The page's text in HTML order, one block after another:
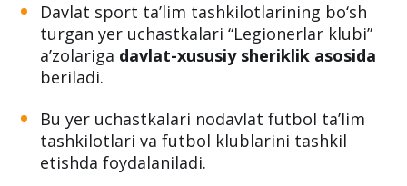
Davlat sport ta’lim tashkilotlarining bo‘sh
turgan yer uchastkalari “Legionerlar klubi”
a’zolariga davlat-xususiy sheriklik asosida
beriladi.
Bu yer uchastkalari nodavlat futbol ta’lim
tashkilotlari va futbol klublarini tashkil
etishda foydalaniladi.